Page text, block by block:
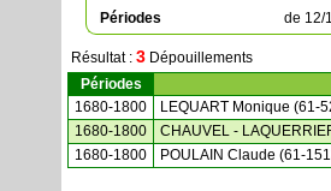
Périodes
de 12/
Résultat : 3 Dépouillements
Périodes
1680-1800
LEQUART Monique (61-
1680-1800
CHAUVEL -
1680-1800
POULAIN Claude (61-